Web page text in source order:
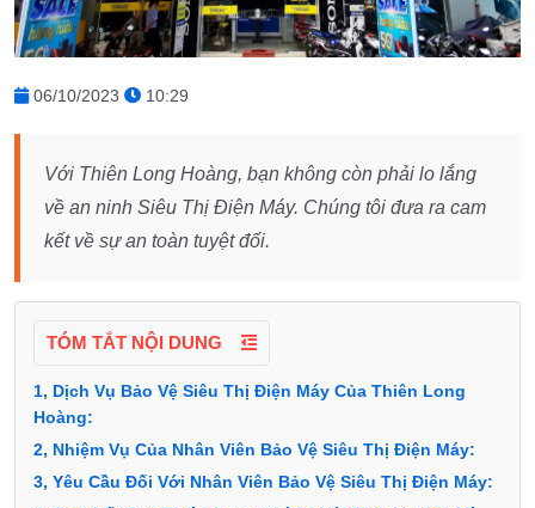
06/10/2023 10:29
Với Thiên Long Hoàng, bạn không còn phải lo lắng
về an ninh Siêu Thị Điện Máy. Chúng tôi đưa ra cam
kết về sự an toàn tuyệt đối.
TÓM TẮT NỘI DUNG
1, Dịch Vụ Bảo Vệ Siêu Thị Điện Máy Của Thiên Long
Hoàng:
2, Nhiệm Vụ Của Nhân Viên Bảo Vệ Siêu Thị Điện Máy:
3, Yêu Cầu Đối Với Nhân Viên Bảo Vệ Siêu Thị Điện Máy: